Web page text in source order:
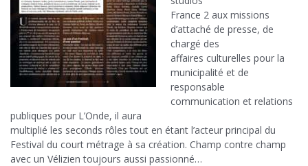
France 2 aux missions
d’attaché de presse, de
chargé des
affaires culturelles pour la
municipalité et de
responsable
communication et relations
publiques pour L’Onde, il aura
multiplié les seconds rôles tout en étant l’acteur principal du
Festival du court métrage à sa création. Champ contre champ
avec un Vélizien toujours aussi passionné…